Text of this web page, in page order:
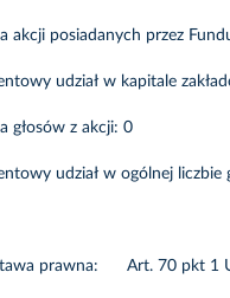
akcji posiadanych przez
udział w kapitale
głosów z akcji: 0
udział w ogólnej liczbie
prawna: Art. 70 pkt 1